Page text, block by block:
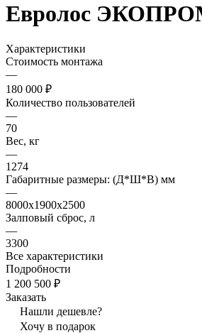
Евролос
Характеристики
Стоимость монтажа
—
180 000 ₽
Количество пользователей
—
70
Вес, кг
—
1274
Габаритные размеры: (Д*Ш*В) мм
—
8000х1900х2500
Залповый сброс, л
—
3300
Все характеристики
Подробности
1 200 500 ₽
Заказать
Нашли дешевле?
Хочу в подарок